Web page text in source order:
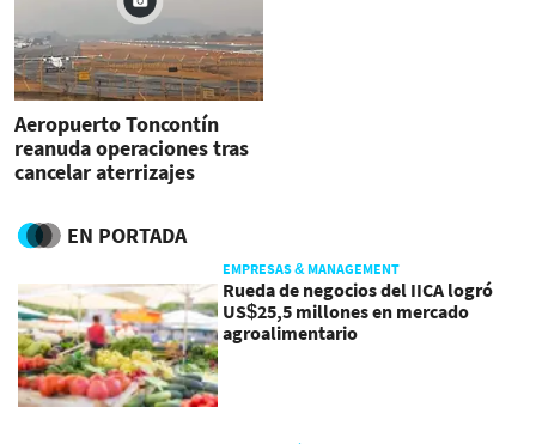
Aeropuerto Toncontín
reanuda operaciones tras
cancelar aterrizajes
EN PORTADA
EMPRESAS & MANAGEMENT
Rueda de negocios del IICA logró
US$25,5 millones en mercado
agroalimentario